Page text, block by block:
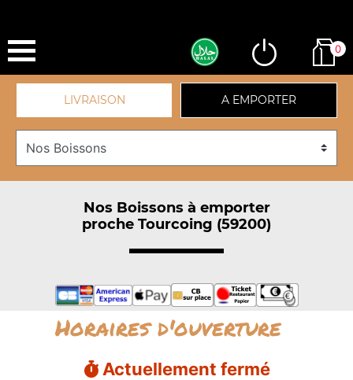
0
LIVRAISON A EMPORTER
Nos Boissons à emporter
proche Tourcoing (59200)
Horaires d'ouverture
Actuellement fermé